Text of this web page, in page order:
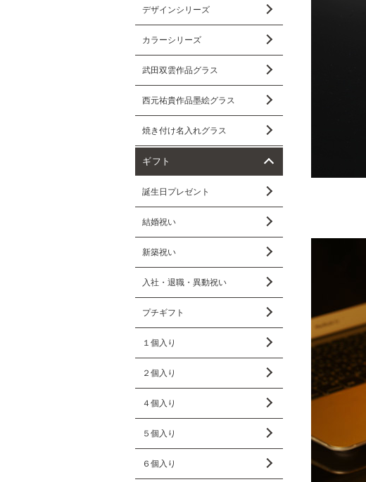
デザインシリーズ
カラーシリーズ
武田双雲作品グラス
西元祐貴作品墨絵グラス
焼き付け名入れグラス
ギフト
誕生日プレゼント
結婚祝い
新築祝い
入社・退職・異動祝い
プチギフト
１個入り
２個入り
４個入り
５個入り
６個入り